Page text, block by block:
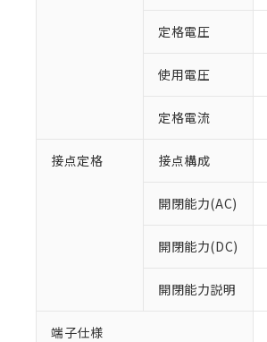
定格電圧
使用電圧
定格電流
接点定格 接点構成
開閉能力(AC)
開閉能力(DC)
開閉能力説明
端子仕様